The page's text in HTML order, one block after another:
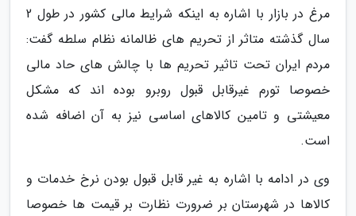
مرغ در بازار با اشاره به اینکه شرایط مالی کشور در طول 2
سال گذشته متاثر از تحریم های ظالمانه نظام سلطه گفت:
مردم ایران تحت تاثیر تحریم ها با چالش های حاد مالی
خصوصا تورم غیرقابل قبول روبرو بوده اند که مشکل
معیشتی و تامین کالاهای اساسی نیز به آن اضافه شده
است.
وی در ادامه با اشاره به غیر قابل قبول بودن نرخ خدمات و
کالاها در شهرستان بر ضرورت نظارت بر قیمت ها خصوصا